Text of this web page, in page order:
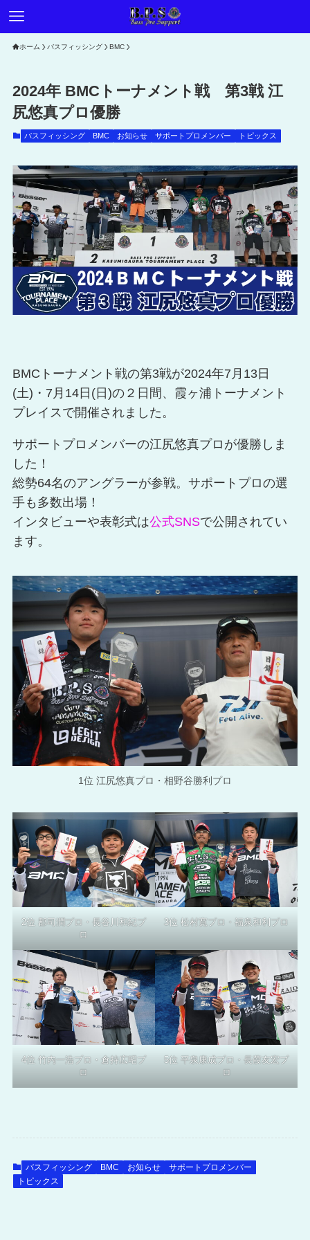
ホーム バスフィッシング BMC
2024年 BMCトーナメント戦 第3戦 江
尻悠真プロ優勝
バスフィッシング BMC お知らせ サポートプロメンバー トピックス
BMCトーナメント戦の第3戦が2024年7月13日
(土)・7月14日(日)の２日間、霞ヶ浦トーナメント
プレイスで開催されました。
サポートプロメンバーの江尻悠真プロが優勝しま
した！
総勢64名のアングラーが参戦。サポートプロの選
手も多数出場！
インタビューや表彰式は公式SNSで公開されてい
ます。
1位 江尻悠真プロ・相野谷勝利プロ
2位 郡司潤プロ・長谷川和紀プ
ロ
3位 松村寛プロ・福泉和利プロ
4位 竹内一浩プロ・倉持広昭プ
ロ
5位 平泉康成プロ・長葭友宏プ
ロ
バスフィッシング BMC お知らせ
サポートプロメンバー
トピックス